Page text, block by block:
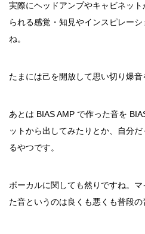
実際にヘッドアンプやキャビネッ
られる感覚・知見やインスピレー
ね。
たまには己を開放して思い切り爆
あとは BIAS AMP で作った音を
ットから出してみたりとか、自分
るやつです。
ボーカルに関しても然りですね。
た音というのは良くも悪くも普段の